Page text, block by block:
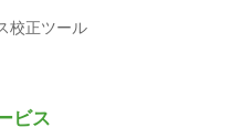
校正ツール
ビス